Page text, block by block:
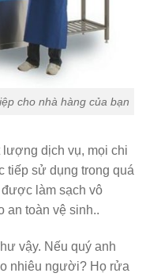
cho nhà hàng của bạn
dịch vụ, mọi chi
tiếp sử dụng trong quá
làm sạch vô
an toàn vệ sinh..
vậy. Nếu quý anh
nhiêu người? Họ rửa